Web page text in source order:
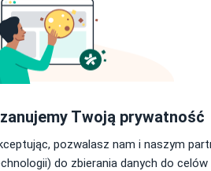
•Mapa
200 zł
Twoją prywatność
pozwalasz nam i naszym
do zbierania danych do